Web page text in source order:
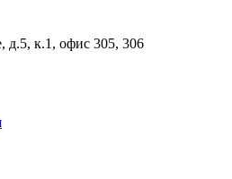
д.5, к.1, офис 305, 306